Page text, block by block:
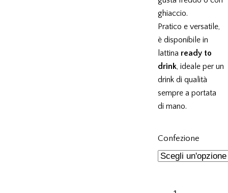
ghiaccio.
Pratico e versatile,
è disponibile in
lattina ready to
drink, ideale per un
drink di qualità
sempre a portata
di mano.
Confezione